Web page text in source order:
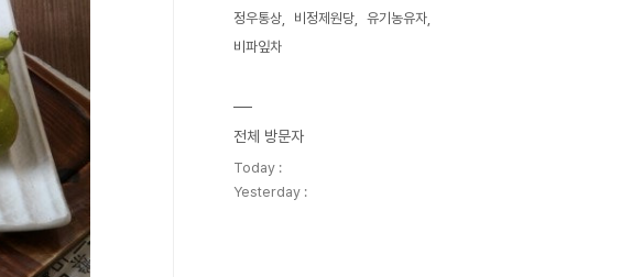
정우통상
비정제원당
유기농유자
비파잎차
전체 방문자
Today :
Yesterday :